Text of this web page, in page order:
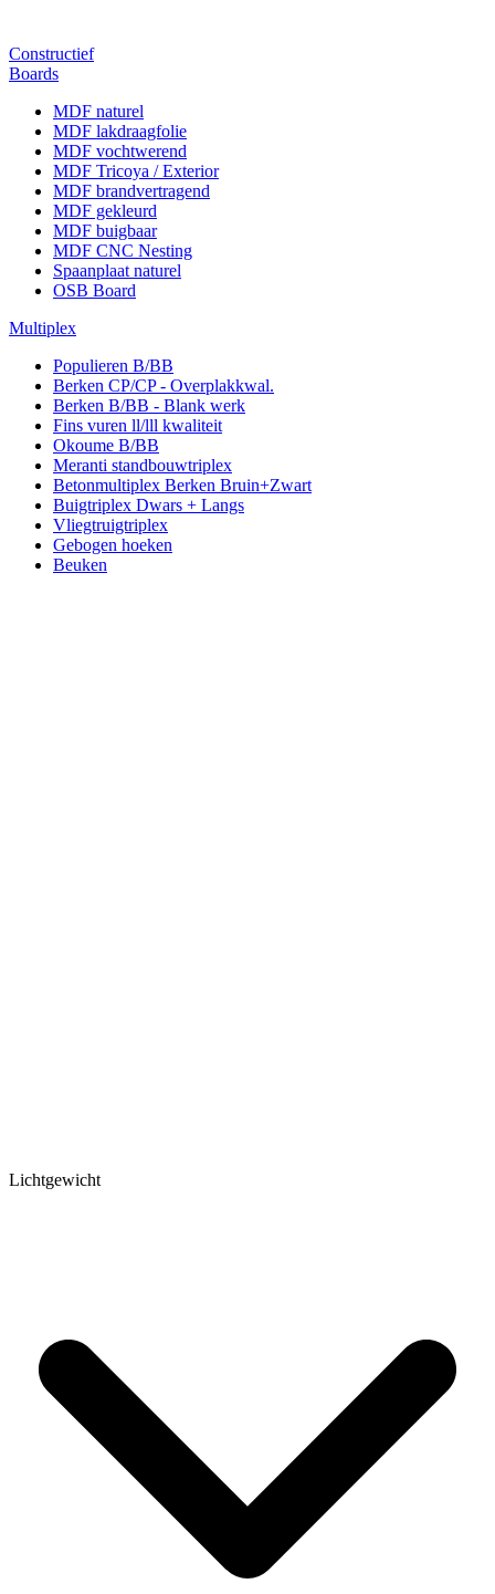
Constructief
Boards
MDF naturel
MDF lakdraagfolie
MDF vochtwerend
MDF Tricoya / Exterior
MDF brandvertragend
MDF gekleurd
MDF buigbaar
MDF CNC Nesting
Spaanplaat naturel
OSB Board
Multiplex
Populieren B/BB
Berken CP/CP - Overplakkwal.
Berken B/BB - Blank werk
Fins vuren ll/lll kwaliteit
Okoume B/BB
Meranti standbouwtriplex
Betonmultiplex Berken Bruin+Zwart
Buigtriplex Dwars + Langs
Vliegtruigtriplex
Gebogen hoeken
Beuken
Lichtgewicht